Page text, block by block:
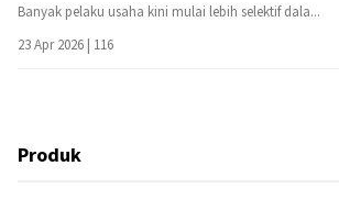
Banyak pelaku usaha kini mulai lebih selektif dala...
23 Apr 2026 | 116
Produk